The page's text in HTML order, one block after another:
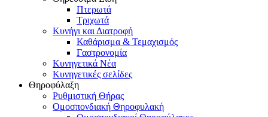
Πτερωτά
Τριχωτά
Κυνήγι και Διατροφή
Καθάρισμα & Τεμαχισμός
Γαστρονομία
Κυνηγετικά Νέα
Κυνηγετικές σελίδες
Θηροφύλαξη
Ρυθμιστική Θήρας
Ομοσπονδιακή Θηροφυλακή